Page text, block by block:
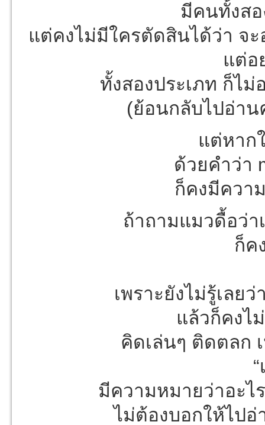
มีคนทั้งสอ
แต่คงไม่มีใครตัดสินได้ว่า จ
แต่อ
ทั้งสองประเภท ก็ไม่
(ย้อนกลับไปอ่า
แต่หาก
ด้วยคำว่า
ก็คงมีควา
ถ้าถามแมวดื้อว่า
ก็ค
เพราะยังไม่รู้เลย
แล้วก็คงไ
คิดเล่นๆ ติดตลก
มีความหมายว่าอะไ
ไม่ต้องบอกให้ไปอ่